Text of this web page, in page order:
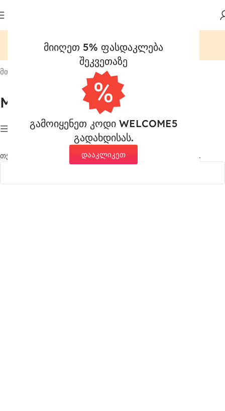
მიიღეთ 5% ფასდაკლება
შეკვეთაზე
გამოიყენეთ კოდი WELCOME5
გადახდისას.
დააკლიკეთ
მთავარი ფოტო ვიდეო აუდიო
MP3 ფლეიერები
Show column
თქვენი შერჩევის შესატყვისი პროდუქტი ვერ მოიძებნა.